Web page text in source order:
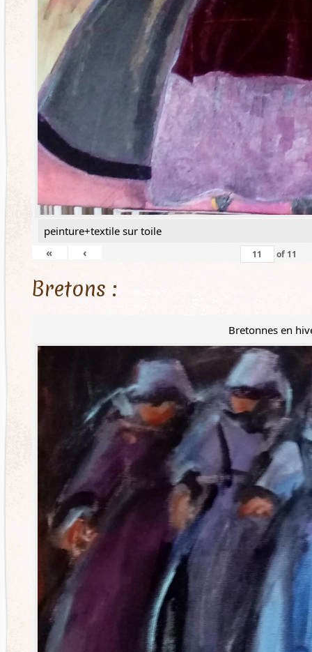
peinture+textile sur toile
«
‹ of 11
Bretons :
Bretonnes en